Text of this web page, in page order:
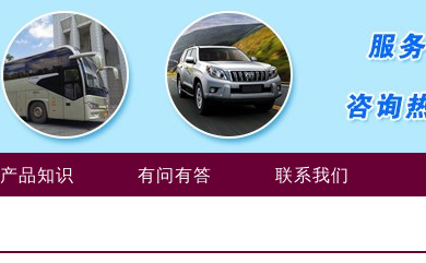
产品知识 有问有答 联系我们